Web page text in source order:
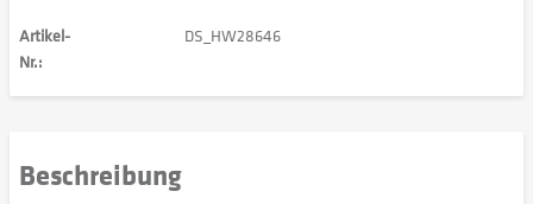
Artikel-
Nr.:
DS_HW28646
Beschreibung